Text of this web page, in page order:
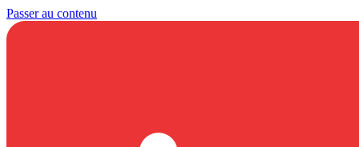
Passer au contenu